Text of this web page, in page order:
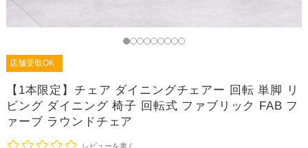
店舗受取OK
【1本限定】チェア ダイニングチェアー 回転 単脚 リ
ビング ダイニング 椅子 回転式 ファブリック FAB フ
ァーブ ラウンドチェア
レビューを書く